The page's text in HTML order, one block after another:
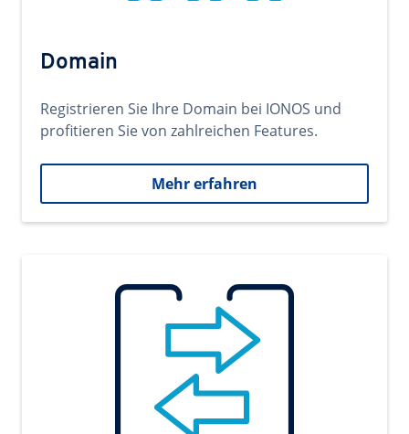
Domain
Registrieren Sie Ihre Domain bei IONOS und
profitieren Sie von zahlreichen Features.
Mehr erfahren